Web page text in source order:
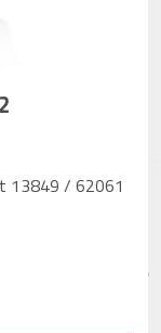
13849 / 62061